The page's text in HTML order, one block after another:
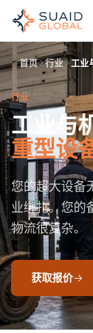
首页 行业 工业
行业
工业与
重型设
您的超大设备
业绑扎。您的
物流很复杂。
获取报价